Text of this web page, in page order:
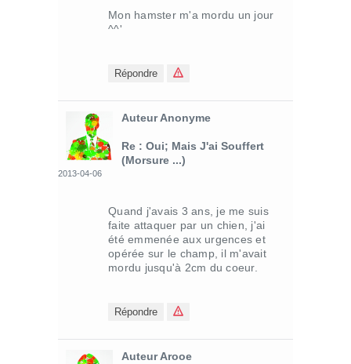
Mon hamster m'a mordu un jour
^^'
Répondre
Auteur Anonyme
Re : Oui; Mais J'ai Souffert
(morsure ...)
2013-04-06
Quand j'avais 3 ans, je me suis
faite attaquer par un chien, j'ai
été emmenée aux urgences et
opérée sur le champ, il m'avait
mordu jusqu'à 2cm du coeur.
Répondre
Auteur Arooe